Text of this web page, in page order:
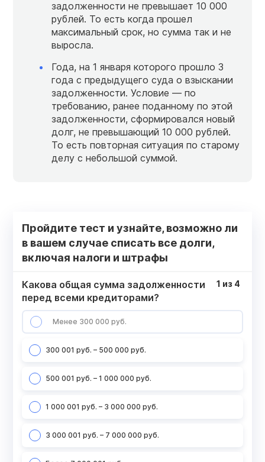
задолженности не превышает 10 000
рублей. То есть когда прошел
максимальный срок, но сумма так и не
выросла.
Года, на 1 января которого прошло 3
года с предыдущего суда о взыскании
задолженности. Условие — по
требованию, ранее поданному по этой
задолженности, сформировался новый
долг, не превышающий 10 000 рублей.
То есть повторная ситуация по старому
делу с небольшой суммой.
Пройдите тест и узнайте, возможно ли
в вашем случае списать все долги,
включая налоги и штрафы
Какова общая сумма задолженности
перед всеми кредиторами?
Менее 300 000 руб.
300 001 руб. – 500 000 руб.
500 001 руб. – 1 000 000 руб.
1 000 001 руб. – 3 000 000 руб.
3 000 001 руб. – 7 000 000 руб.
1 из 4